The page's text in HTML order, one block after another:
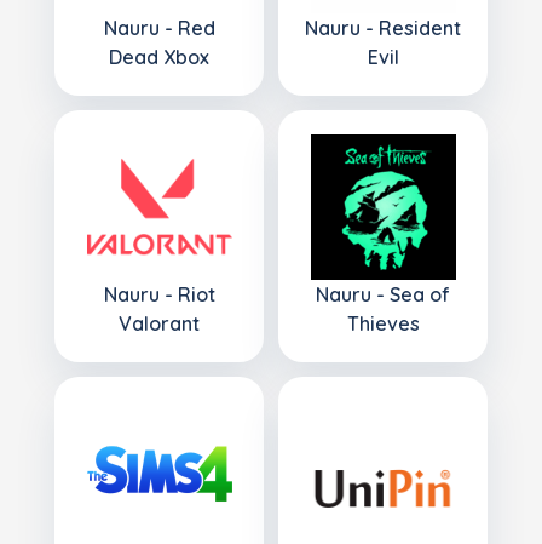
Nauru - Red
Dead Xbox
Nauru - Resident
Evil
Nauru - Riot
Valorant
Nauru - Sea of
Thieves